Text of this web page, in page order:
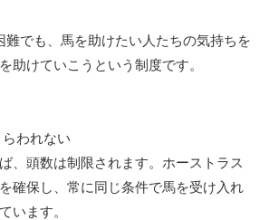
難でも、馬を助けたい人たちの気持ちを
助けていこうという制度です。
われない
、頭数は制限されます。ホーストラス
確保し、常に同じ条件で馬を受け入れ
います。